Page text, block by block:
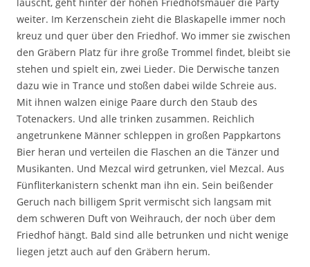
weiter. Im Kerzenschein zieht die Blaskapelle immer noch
kreuz und quer über den Friedhof. Wo immer sie zwischen
den Gräbern Platz für ihre große Trommel findet, bleibt sie
stehen und spielt ein, zwei Lieder. Die Derwische tanzen
dazu wie in Trance und stoßen dabei wilde Schreie aus.
Mit ihnen walzen einige Paare durch den Staub des
Totenackers. Und alle trinken zusammen. Reichlich
angetrunkene Männer schleppen in großen Pappkartons
Bier heran und verteilen die Flaschen an die Tänzer und
Musikanten. Und Mezcal wird getrunken, viel Mezcal. Aus
Fünfliterkanistern schenkt man ihn ein. Sein beißender
Geruch nach billigem Sprit vermischt sich langsam mit
dem schweren Duft von Weihrauch, der noch über dem
Friedhof hängt. Bald sind alle betrunken und nicht wenige
liegen jetzt auch auf den Gräbern herum.